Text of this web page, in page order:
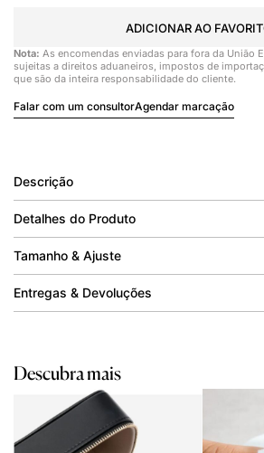
ADICIONAR AO
Nota: As encomendas enviadas para fora da União
sujeitas a direitos aduaneiros, impostos de
que são da inteira responsabilidade do cliente.
Falar com um consultorAgendar marcação
Descrição
Detalhes do Produto
Tamanho & Ajuste
Entregas & Devoluções
Descubra mais